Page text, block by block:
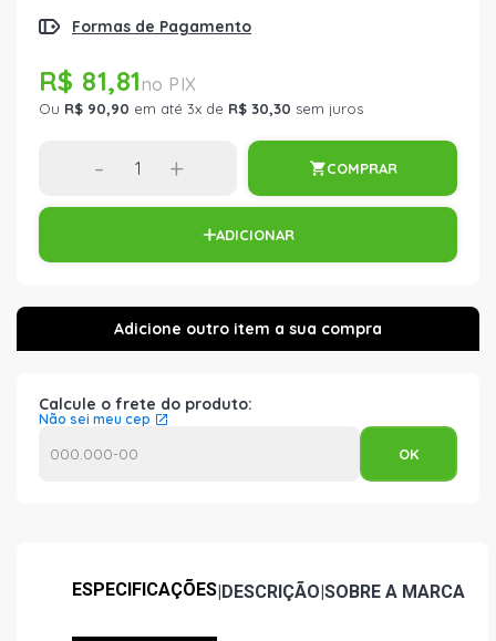
Formas de Pagamento
R$ 81,81
Ou R$ 90,90 em até 3x de R$ 30,30 sem juros
- + COMPRAR
ADICIONAR
Calcule o frete do produto:
Não sei meu cep
ESPECIFICAÇÕES|DESCRIÇÃO|SOBRE A MARCA